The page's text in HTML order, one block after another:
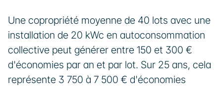
Une copropriété moyenne de 40 lots avec une
installation de 20 kWc en autoconsommation
collective peut générer entre 150 et 300 €
d'économies par an et par lot. Sur 25 ans, cela
représente 3 750 à 7 500 € d'économies